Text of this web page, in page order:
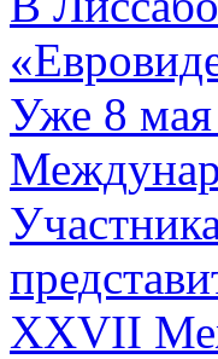
Уже 8 мая
XXVII